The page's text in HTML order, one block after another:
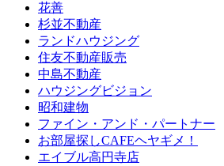
花善
杉並不動産
ランドハウジング
住友不動産販売
中島不動産
ハウジングビジョン
昭和建物
ファイン・アンド・パートナー
お部屋探しCAFEヘヤギメ！
エイブル高円寺店